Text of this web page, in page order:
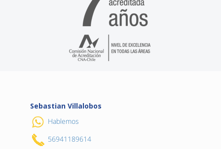
Sebastian Villalobos
Hablemos
56941189614